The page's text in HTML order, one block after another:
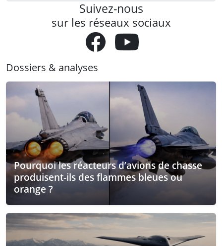
Suivez-nous
sur les réseaux sociaux
Dossiers & analyses
Pourquoi les réacteurs d’avions de chasse
produisent-ils des flammes bleues ou
orange ?